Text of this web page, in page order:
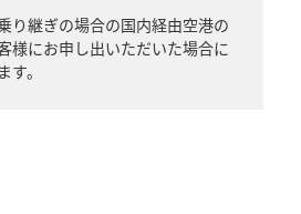
り継ぎの場合の国内経由空港の
様にお申し出いただいた場合に
。